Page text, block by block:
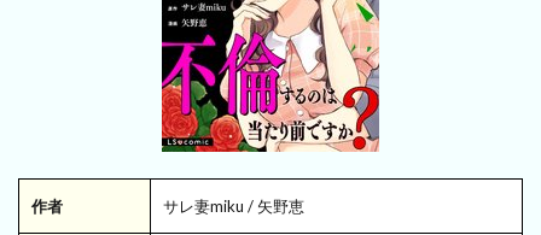
作者 サレ妻miku / 矢野恵